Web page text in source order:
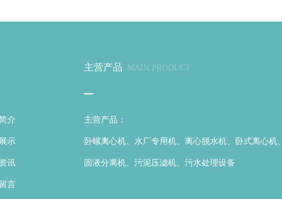
介
示
讯
言
主营产品 MAIN PRODUCT
主营产品：
卧螺离心机、水厂专用机、离心脱水机、卧式离心机、
固液分离机、污泥压滤机、污水处理设备